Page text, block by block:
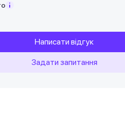
Написати відгук
Задати запитання